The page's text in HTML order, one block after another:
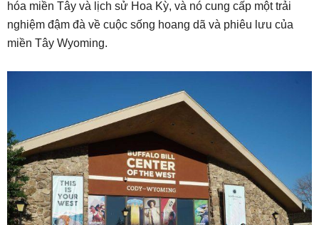
hóa miền Tây và lịch sử Hoa Kỳ, và nó cung cấp một trải
nghiệm đậm đà về cuộc sống hoang dã và phiêu lưu của
miền Tây Wyoming.